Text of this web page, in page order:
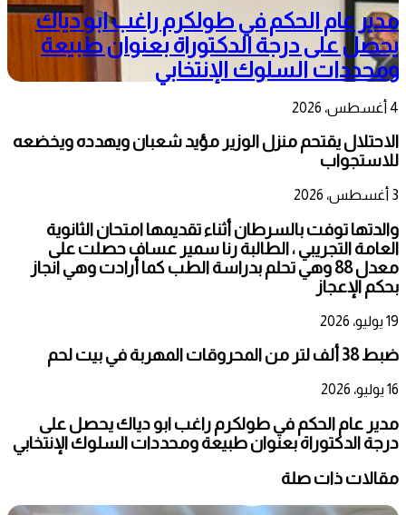
مدير عام الحكم في طولكرم راغب ابو دياك
يحصل على درجة الدكتوراة بعنوان طبيعة
ومحددات السلوك الإنتخابي
4 أغسطس، 2026
الاحتلال يقتحم منزل الوزير مؤيد شعبان ويهدده ويخضعه
للاستجواب
3 أغسطس، 2026
والدتها توفت بالسرطان أثناء تقديمها امتحان الثانوية
العامة التجريبي ، الطالبة رنا سمير عساف حصلت على
معدل 88 وهي تحلم بدراسة الطب كما أرادت وهي انجاز
بحكم الإعجاز
19 يوليو، 2026
ضبط 38 ألف لتر من المحروقات المهربة في بيت لحم
16 يوليو، 2026
مدير عام الحكم في طولكرم راغب ابو دياك يحصل على
درجة الدكتوراة بعنوان طبيعة ومحددات السلوك الإنتخابي
مقالات ذات صلة